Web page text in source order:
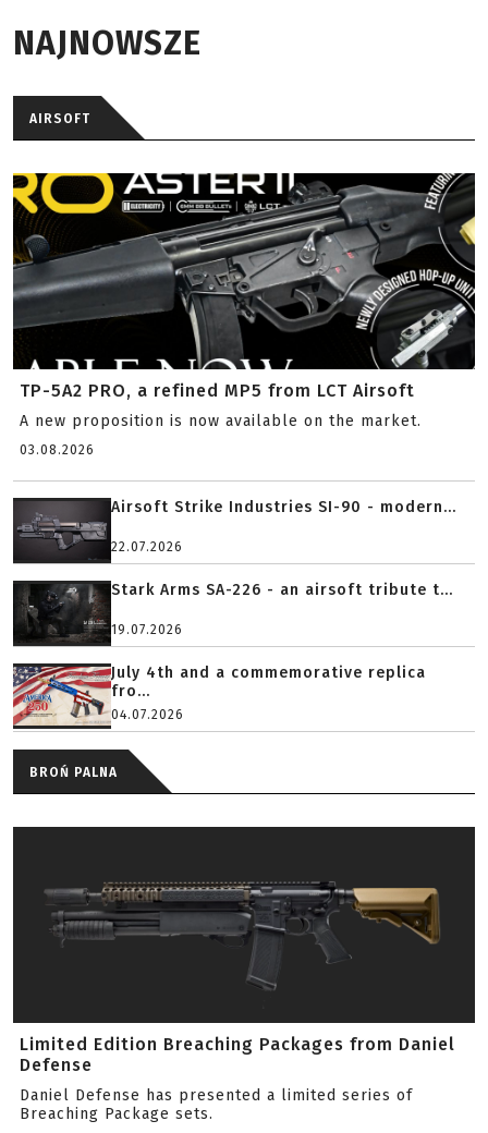
NAJNOWSZE
AIRSOFT
TP-5A2 PRO, a refined MP5 from LCT Airsoft
A new proposition is now available on the market.
03.08.2026
Airsoft Strike Industries SI-90 - modern...
22.07.2026
Stark Arms SA-226 - an airsoft tribute t...
19.07.2026
July 4th and a commemorative replica
fro...
04.07.2026
BROŃ PALNA
Limited Edition Breaching Packages from Daniel
Defense
Daniel Defense has presented a limited series of
Breaching Package sets.